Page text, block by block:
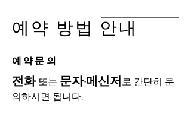
예약 방법 안내
​예약문의
전화또는 문자·메신저 로 간단히 문
의하시면 됩니다.